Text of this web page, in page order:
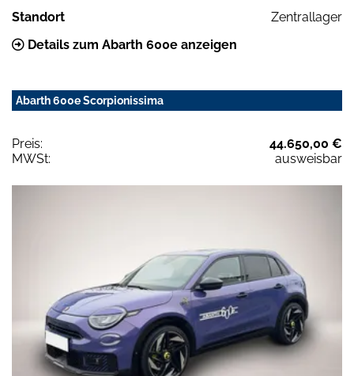
Standort
Zentrallager
Details zum Abarth 600e anzeigen
Abarth 600e Scorpionissima
Preis:
44.650,00 €
MWSt:
ausweisbar